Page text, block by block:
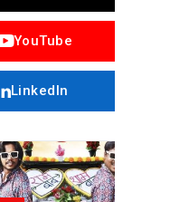
YouTube
LinkedIn